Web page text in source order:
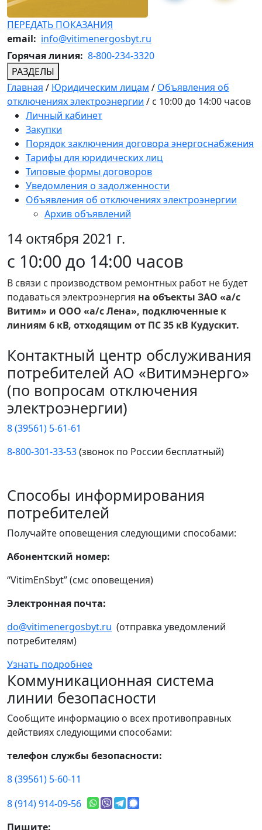
ПЕРЕДАТЬ ПОКАЗАНИЯ
email: info@vitimenergosbyt.ru
Горячая линия: 8-800-234-3320
РАЗДЕЛЫ
Главная / Юридическим лицам / Объявления об
отключениях электроэнергии / с 10:00 до 14:00 часов
Личный кабинет
Закупки
Порядок заключения договора энергоснабжения
Тарифы для юридических лиц
Типовые формы договоров
Уведомления о задолженности
Объявления об отключениях электроэнергии
Архив объявлений
14 октября 2021 г.
с 10:00 до 14:00 часов
В связи с производством ремонтных работ не будет
подаваться электроэнергия на объекты ЗАО «а/с
Витим» и ООО «а/с Лена», подключенные к
линиям 6 кВ, отходящим от ПС 35 кВ Кудускит.
Контактный центр обслуживания
потребителей АО «Витимэнерго»
(по вопросам отключения
электроэнергии)
8 (39561) 5-61-61
8-800-301-33-53(звонок по России бесплатный)
Способы информирования
потребителей
Получайте оповещения следующими способами:
Абонентский номер:
“VitimEnSbyt” (смс оповещения)
Электронная почта:
do@vitimenergosbyt.ru (отправка уведомлений
потребителям)
Узнать подробнее
Коммуникационная система
линии безопасности
Сообщите информацию о всех противоправных
действиях следующими способами:
телефон службы безопасности:
8 (39561) 5-60-11
8 (914) 914-09-56
Пишите: